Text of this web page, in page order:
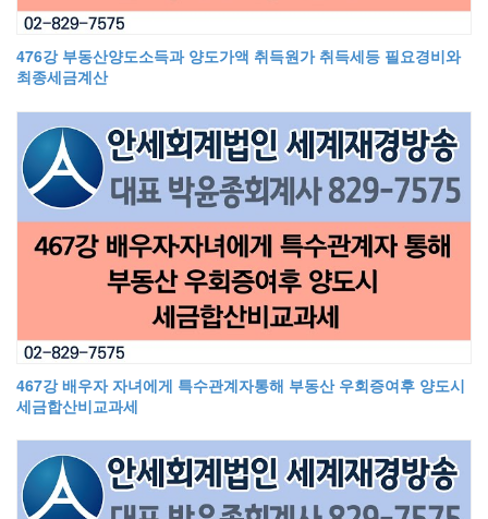
476강 부동산양도소득과 양도가액 취득원가 취득세등 필요경비와
최종세금계산
467강 배우자 자녀에게 특수관계자통해 부동산 우회증여후 양도시
세금합산비교과세